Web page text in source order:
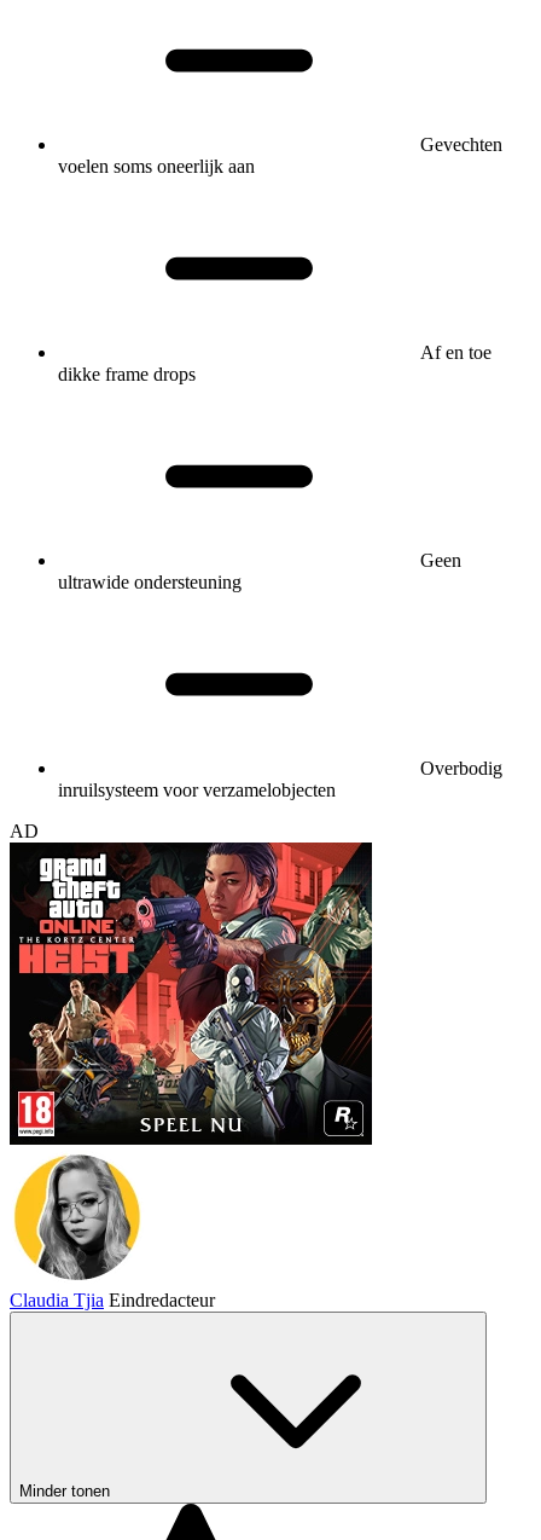
Gevechten
voelen soms oneerlijk aan
Af en toe
dikke frame drops
Geen
ultrawide ondersteuning
Overbodig
inruilsysteem voor verzamelobjecten
AD
Claudia Tjia Eindredacteur
Minder tonen